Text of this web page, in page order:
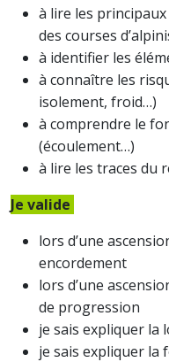
à lire les
des courses
à identifier les
à connaître les
isolement, froid…)
à comprendre le
(écoulement…)
à lire les traces du
Je valide
lors d’une
encordement
lors d’une
de progression
je sais expliquer la
je sais expliquer la